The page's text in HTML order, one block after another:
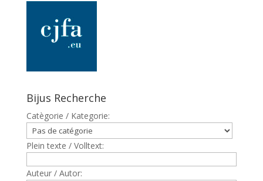
Bijus Recherche
Catègorie / Kategorie:
Plein texte / Volltext:
Auteur / Autor: